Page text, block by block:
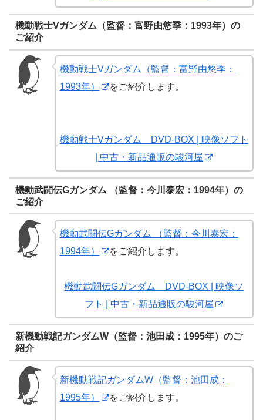
機動戦士Vガンダム（監督：富野由悠季：1993年）の
ご紹介
機動戦士Vガンダム（監督：富野由悠季：
1993年）
をご紹介します。
機動戦士Vガンダム DVD-BOX | 映像ソフト
| 中古・新品通販の駿河屋
機動武闘伝Gガンダム （監督：今川泰宏：1994年）の
ご紹介
機動武闘伝Gガンダム （監督：今川泰宏：
1994年）
をご紹介します。
機動武闘伝Gガンダム DVD-BOX | 映像ソ
フト | 中古・新品通販の駿河屋
新機動戦記ガンダムW（監督：池田成：1995年）のご
紹介
新機動戦記ガンダムW（監督：池田成：
1995年）
をご紹介します。